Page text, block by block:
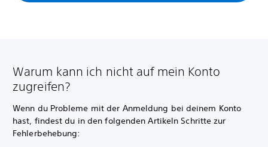
Warum kann ich nicht auf mein Konto
zugreifen?
Wenn du Probleme mit der Anmeldung bei deinem Konto
hast, findest du in den folgenden Artikeln Schritte zur
Fehlerbehebung: